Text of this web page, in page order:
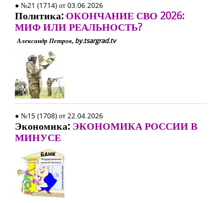
● №21 (1714) от 03.06.2026
Политика: ОКОНЧАНИЕ СВО 2026:
МИФ ИЛИ РЕАЛЬНОСТЬ?
Александр Петров, by.tsargrad.tv
● №15 (1708) от 22.04.2026
Экономика: ЭКОНОМИКА РОССИИ В
МИНУСЕ